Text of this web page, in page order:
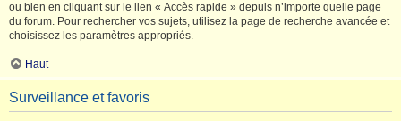
ou bien en cliquant sur le lien « Accès rapide » depuis n’importe quelle page
du forum. Pour rechercher vos sujets, utilisez la page de recherche avancée et
choisissez les paramètres appropriés.
Haut
Surveillance et favoris